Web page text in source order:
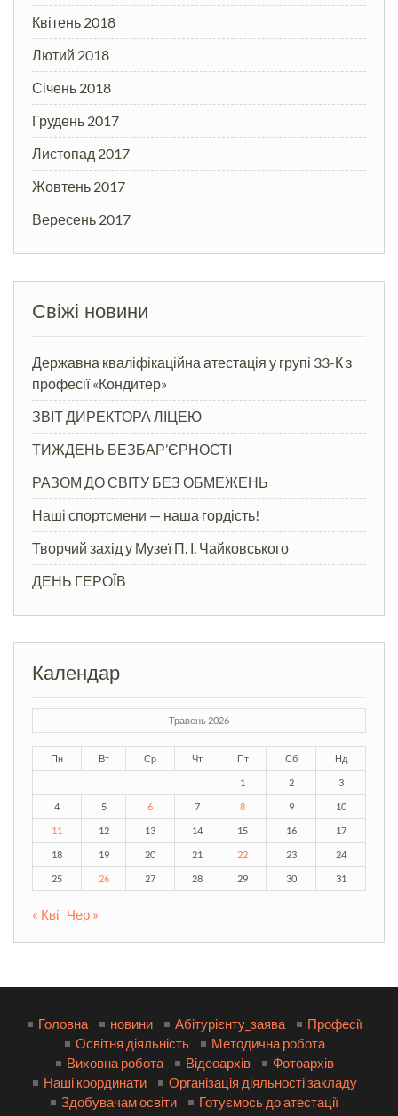
Квітень 2018
Лютий 2018
Січень 2018
Грудень 2017
Листопад 2017
Жовтень 2017
Вересень 2017
Свіжі новини
Державна кваліфікаційна атестація у групі 33-К з
професії «Кондитер»
ЗВІТ ДИРЕКТОРА ЛІЦЕЮ
ТИЖДЕНЬ БЕЗБАР’ЄРНОСТІ
РАЗОМ ДО СВІТУ БЕЗ ОБМЕЖЕНЬ
Наші спортсмени — наша гордість!
Творчий захід у Музеї П. І. Чайковського
ДЕНЬ ГЕРОЇВ
Календар
Травень 2026
Пн Вт Ср Чт Пт Сб Нд
1 2 3
4 5 6 7 8 9 10
11 12 13 14 15 16 17
18 19 20 21 22 23 24
25 26 27 28 29 30 31
« Кві Чер »
Головна новини Абітурієнту_заява
Професії
Освітня діяльність
Методична робота
Виховна робота
Відеоархів
Фотоархів
Наші координати
Організація діяльності закладу
Здобувачам освіти
Готуємось до атестації